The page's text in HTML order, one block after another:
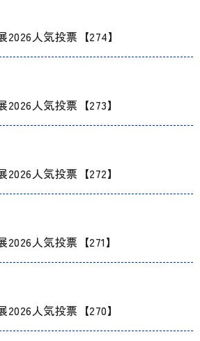
人気投票【274】
人気投票【273】
人気投票【272】
人気投票【271】
人気投票【270】